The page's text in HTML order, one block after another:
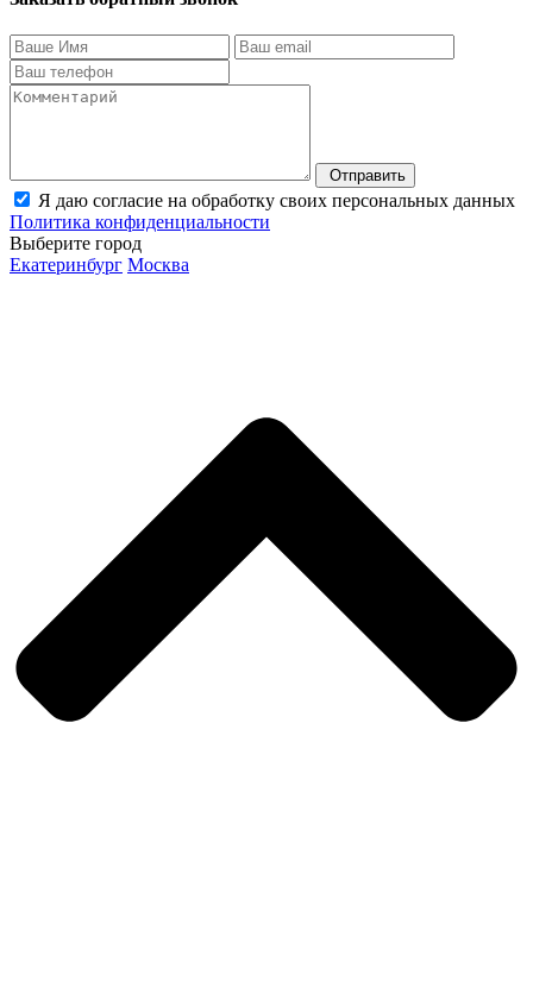
Отправить
Я даю согласие на обработку своих персональных данных
Политика конфиденциальности
Выберите город
Екатеринбург Москва